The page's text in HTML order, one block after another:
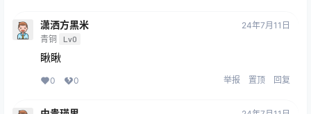
潇洒方黑米
青铜 Lv0
24年7月11日
瞅瞅
0 0 举报 置顶 回复